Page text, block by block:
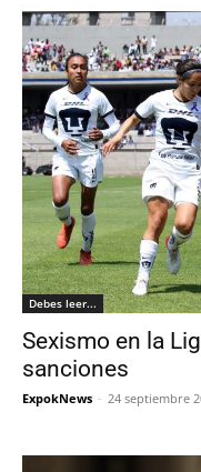
Debes leer...
Sexismo en la
sanciones
ExpokNews - 24 septiembre